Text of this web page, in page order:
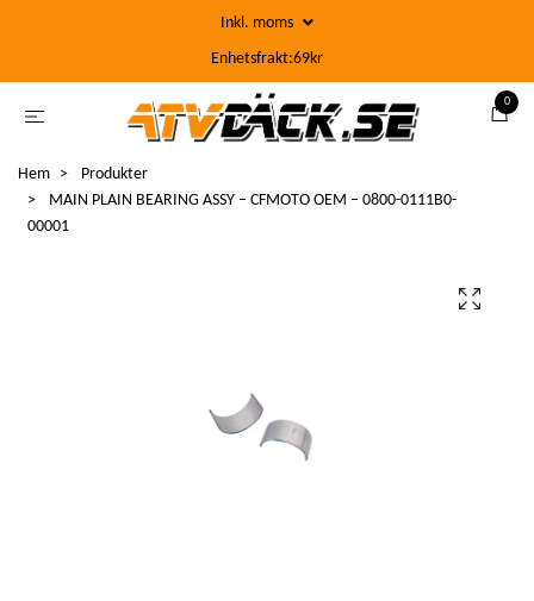
Inkl. moms
Enhetsfrakt:69kr
0
Hem
Produkter
MAIN PLAIN BEARING ASSY – CFMOTO OEM – 0800-0111B0-
00001